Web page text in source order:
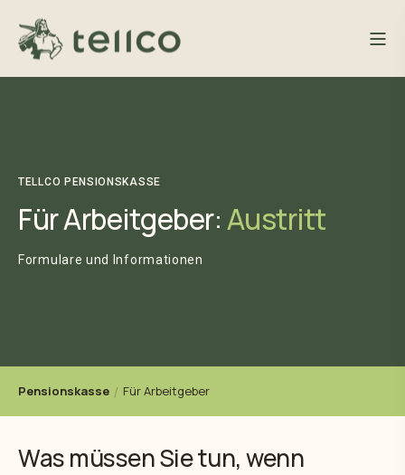
TELLCO PENSIONSKASSE
Für Arbeitgeber:Austritt
Formulare und Informationen
Pensionskasse Für Arbeitgeber
Was müssen Sie tun, wenn